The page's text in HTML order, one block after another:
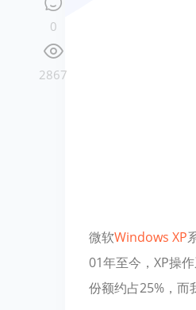
微软Windows XP
01年至今，XP操
份额约占25%，而
0
2867